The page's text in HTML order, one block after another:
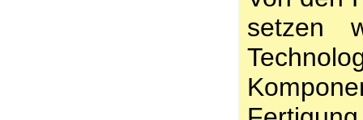
setzen